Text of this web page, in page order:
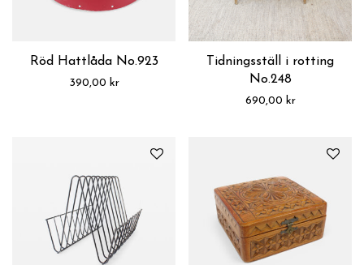
Röd Hattlåda No.923
390,00 kr
Tidningsställ i rotting
No.248
690,00 kr